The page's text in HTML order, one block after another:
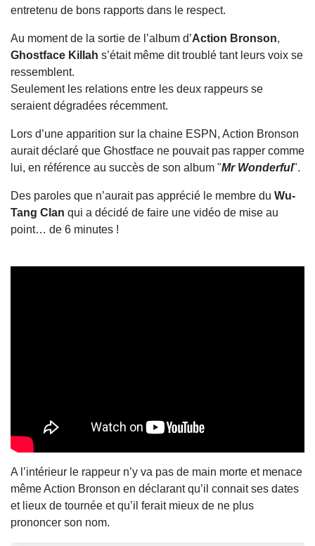
entretenu de bons rapports dans le respect.
Au moment de la sortie de l’album d’Action Bronson,
Ghostface Killah s’était même dit troublé tant leurs voix se
ressemblent.
Seulement les relations entre les deux rappeurs se
seraient dégradées récemment.
Lors d’une apparition sur la chaine ESPN, Action Bronson
aurait déclaré que Ghostface ne pouvait pas rapper comme
lui, en référence au succès de son album "Mr Wonderful".
Des paroles que n’aurait pas apprécié le membre du Wu-
Tang Clan qui a décidé de faire une vidéo de mise au
point… de 6 minutes !
A l’intérieur le rappeur n’y va pas de main morte et menace
même Action Bronson en déclarant qu’il connait ses dates
et lieux de tournée et qu’il ferait mieux de ne plus
prononcer son nom.